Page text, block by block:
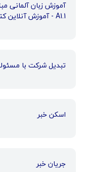
A1.1 - آموزش آنلاین کتاب منشن
تبدیل شرکت با
اسکن خبر
جریان خبر